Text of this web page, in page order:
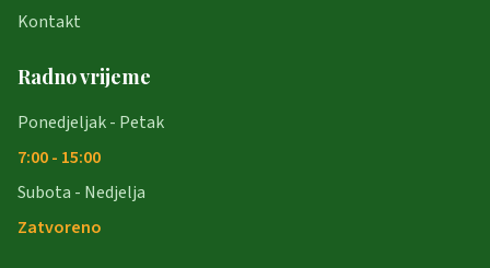
Kontakt
Radno vrijeme
Ponedjeljak - Petak
7:00 - 15:00
Subota - Nedjelja
Zatvoreno